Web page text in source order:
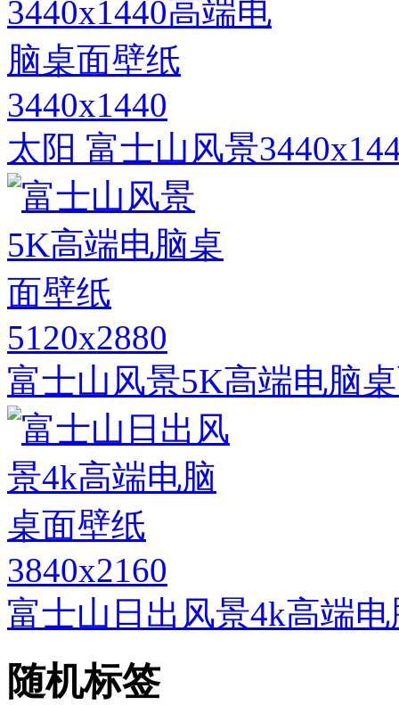
3440x1440
太阳 富士山风景
5120x2880
富士山风景5K高端电脑
3840x2160
富士山日出风景4k高端
随机标签